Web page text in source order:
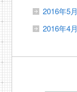
2016年5月
2016年4月